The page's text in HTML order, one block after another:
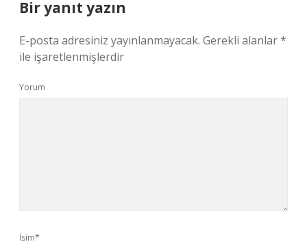
Bir yanıt yazın
E-posta adresiniz yayınlanmayacak. Gerekli alanlar*
ile işaretlenmişlerdir
Yorum
İsim*